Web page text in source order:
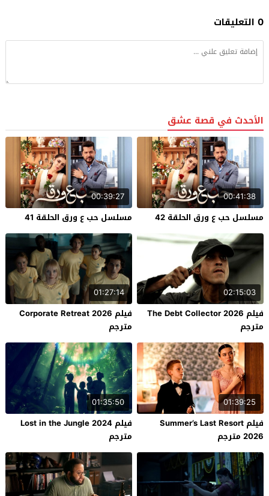
0 التعليقات
الأحدث في قصة عشق
00:41:38
مسلسل حب ع ورق الحلقة 42
00:39:27
مسلسل حب ع ورق الحلقة 41
02:15:03
فيلم The Debt Collector 2026
مترجم
01:27:14
فيلم Corporate Retreat 2026
مترجم
01:39:25
فيلم Summer’s Last Resort
2026 مترجم
01:35:50
فيلم Lost in the Jungle 2024
مترجم